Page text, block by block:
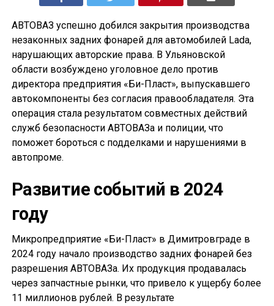
АВТОВАЗ успешно добился закрытия производства
незаконных задних фонарей для автомобилей Lada,
нарушающих авторские права. В Ульяновской
области возбуждено уголовное дело против
директора предприятия «Би-Пласт», выпускавшего
автокомпоненты без согласия правообладателя. Эта
операция стала результатом совместных действий
служб безопасности АВТОВАЗа и полиции, что
поможет бороться с подделками и нарушениями в
автопроме.
Развитие событий в 2024
году
Микропредприятие «Би-Пласт» в Димитровграде в
2024 году начало производство задних фонарей без
разрешения АВТОВАЗа. Их продукция продавалась
через запчастные рынки, что привело к ущербу более
11 миллионов рублей. В результате